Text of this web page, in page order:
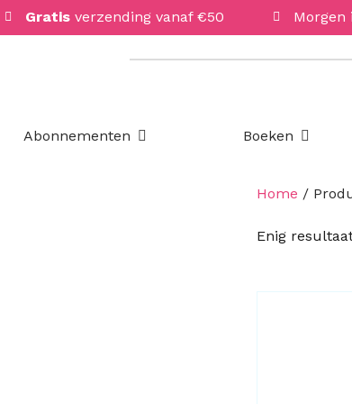
Gratis verzending vanaf €50 Morgen
Abonnementen Open Abonnementen
Boeken Open
Home /
Enig